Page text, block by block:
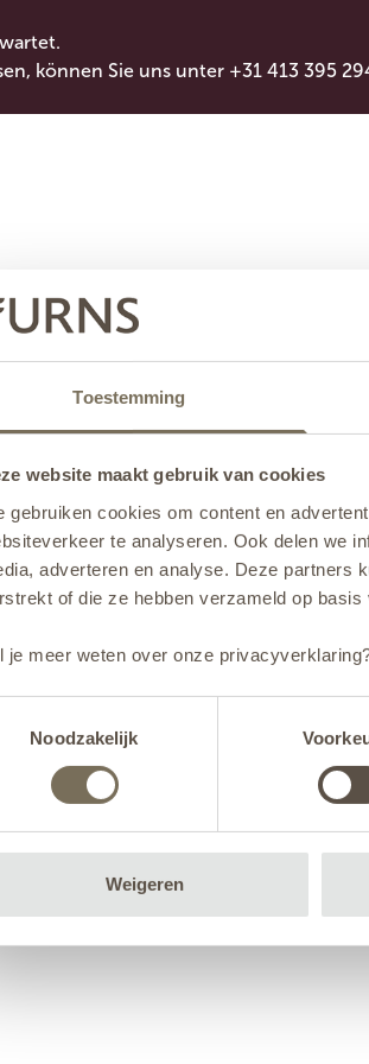
Toestemming
website maakt gebruik van cookies
gebruiken cookies om content en
te analyseren. Ook delen we
adverteren en analyse. Deze partners
of die ze hebben verzameld op
je meer weten over onze
Noodzakelijk
Weigeren
können Sie uns unter +31 413 395